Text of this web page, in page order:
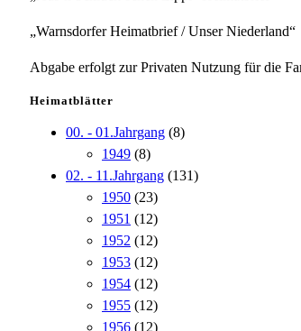
„Warnsdorfer Heimatbrief / Unser Niederland“
Abgabe erfolgt zur Privaten Nutzung für die
Heimatblätter
00. - 01.Jahrgang (8)
1949 (8)
02. - 11.Jahrgang (131)
1950 (23)
1951 (12)
1952 (12)
1953 (12)
1954 (12)
1955 (12)
1956 (12)